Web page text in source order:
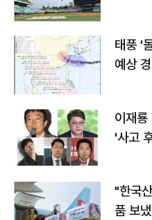
태풍 '
예상
이재
'사고
"한국
품 보